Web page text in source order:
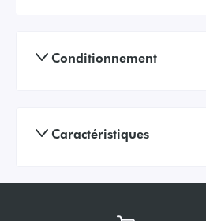
Conditionnement
Caractéristiques